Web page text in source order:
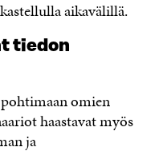
aikavälillä.
tiedon
omien
haastavat myös
ja